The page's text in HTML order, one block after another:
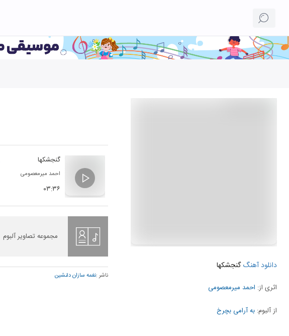
دانلود آهنگگنجشکها
اثری از: احمد میرمعصومی
از آلبوم: به آرامی بچرخ
گنجشکها
احمد میرمعصومی
۰۳:۳۶
مجموعه تصاویر آلبوم
ناشر :نغمه سازان دلنشین